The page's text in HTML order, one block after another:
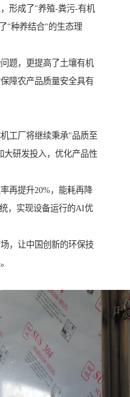
形成了"养殖-粪污-有机
"种养结合"的生态理
题，更提高了土壤有机
障农产品质量安全具有
工厂将继续秉承"品质至
大研发投入，优化产品性
再提升20%，能耗再降
，实现设备运行的AI优
，让中国创新的环保技